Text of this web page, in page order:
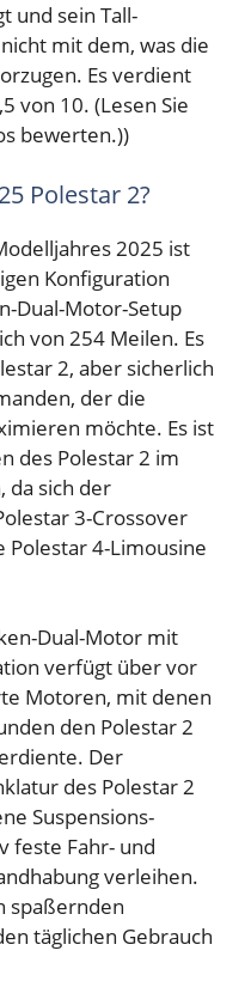
und sein Tall-
mit dem, was die
Es verdient
von 10. (Lesen Sie
bewerten.))
Polestar 2?
2025 ist
Konfiguration
Dual-Motor-Setup
von 254 Meilen. Es
2, aber sicherlich
der die
möchte. Es ist
des Polestar 2 im
da sich der
3-Crossover
Polestar 4-Limousine
Dual-Motor mit
verfügt über vor
Motoren, mit denen
den Polestar 2
Der
des Polestar 2
Suspensions-
feste Fahr- und
verleihen.
spaßernden
täglichen Gebrauch